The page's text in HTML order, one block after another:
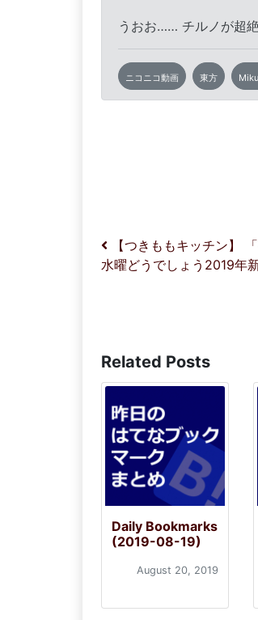
うおお…… チルノが超
ニコニコ動画 東方
投稿ナビゲ
【つきももキッチン】
水曜どうでしょう2019年
Related Posts
Daily Bookmarks
(2019-08-19)
August 20, 2019